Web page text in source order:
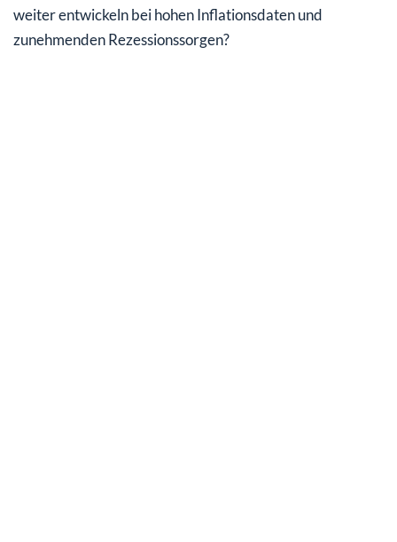
weiter entwickeln bei hohen Inflationsdaten und
zunehmenden Rezessionssorgen?